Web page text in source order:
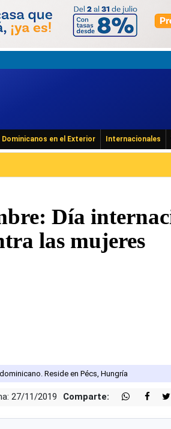
Dominicanos en el Exterior Internacionales
Día
las mujeres
Reside en Pécs, Hungría
27/11/2019 Comparte: